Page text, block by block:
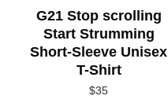
G21 Stop scrolling
Start Strumming
Short-Sleeve Unisex
T-Shirt
$35
la
página
de
producto